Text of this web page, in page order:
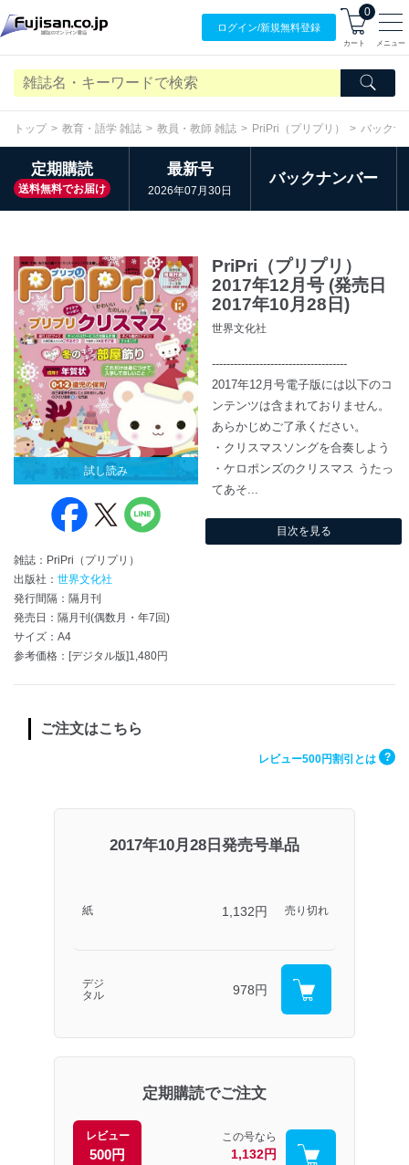
ログイン/新規無料登録
0
カート メニュー
トップ 教育・語学 雑誌 教員・教師 雑誌 PriPri（プリプリ） バックナ
定期購読
送料無料でお届け
最新号
2026年07月30日
バックナンバー
試し読み
雑誌：PriPri（プリプリ）
出版社： 世界文化社
発行間隔：隔月刊
発売日：隔月刊(偶数月・年7回)
サイズ：A4
参考価格：[デジタル版]1,480円
PriPri（プリプリ）
2017年12月号 (発売日
2017年10月28日)
世界文化社
-------------------------------------
2017年12月号電子版には以下のコ
ンテンツは含まれておりません。
あらかじめご了承ください。
・クリスマスソングを合奏しよう
・ケロポンズのクリスマス うたっ
てあそ...
目次を見る
ご注文はこちら
レビュー500円割引とは ?
2017年10月28日発売号単品
紙 1,132円 売り切れ
デジ
タル
978円
定期購読でご注文
レビュー
500円
この号なら
1,132円